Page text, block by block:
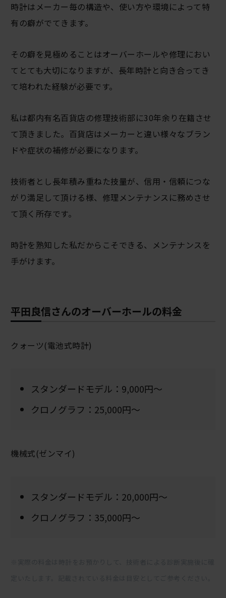
時計はメーカー毎の構造や、使い方や環境によって特
有の癖がでてきます。
その癖を見極めることはオーバーホールや修理におい
てとても大切になりますが、長年時計と向き合ってき
て培われた経験が必要です。
私は都内有名百貨店の修理技術部に30年余り在籍させ
て頂きました。百貨店はメーカーと違い様々なブラン
ドや症状の補修が必要になります。
技術者とし長年積み重ねた技量が、信用・信頼につな
がり満足して頂ける様、修理メンテナンスに務めさせ
て頂く所存です。
時計を熟知した私だからこそできる、メンテナンスを
手がけます。
平田良信さんのオーバーホールの料金
クォーツ(電池式時計)
スタンダードモデル：9,000円～
クロノグラフ：25,000円～
機械式(ゼンマイ)
スタンダードモデル：20,000円～
クロノグラフ：35,000円～